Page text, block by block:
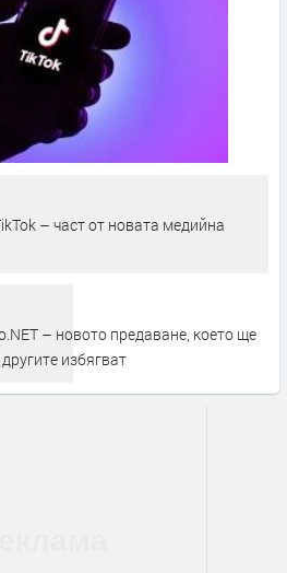
– част от новата медийна
– новото предаване, което ще
избягват